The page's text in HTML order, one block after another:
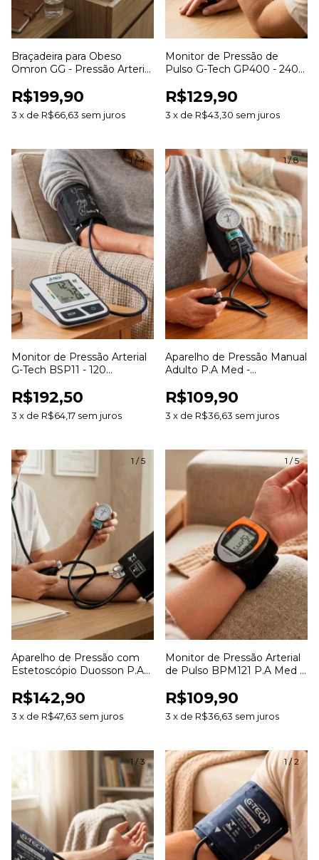
Braçadeira para Obeso
Omron GG - Pressão Arterial
R$199,90
3 x de R$66,63 sem juros
Monitor de Pressão de
Pulso G-Tech GP400 - 240
R$129,90
3 x de R$43,30 sem juros
1/4
Monitor de Pressão Arterial
G-Tech BSP11 - 120
R$192,50
3 x de R$64,17 sem juros
1/8
Aparelho de Pressão Manual
Adulto P.A Med -
R$109,90
3 x de R$36,63 sem juros
1 /5
Aparelho de Pressão com
Estetoscópio Duosson P.A
R$142,90
3 x de R$47,63 sem juros
1 /5
Monitor de Pressão Arterial
de Pulso BPM121 P.A Med -
R$109,90
3 x de R$36,63 sem juros
1 / 3 1/2